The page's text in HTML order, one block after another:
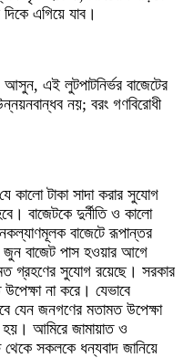
এগিয়ে যাব।
এই লুটপাটনির্ভর বাজেটের
নয়; বরং গণবিরোধী
কালো টাকা সাদা করার সুযোগ
বাজেটকে দুর্নীতি ও কালো
বাজেটে রূপান্তর
জুন বাজেট পাস হওয়ার আগে
গ্রহণের সুযোগ রয়েছে। সরকার
না করে। যেভাবে
যেন জনগণের মতামত উপেক্ষা
হয়। আমিরে জামায়াত ও
থেকে সকলকে ধন্যবাদ জানিয়ে